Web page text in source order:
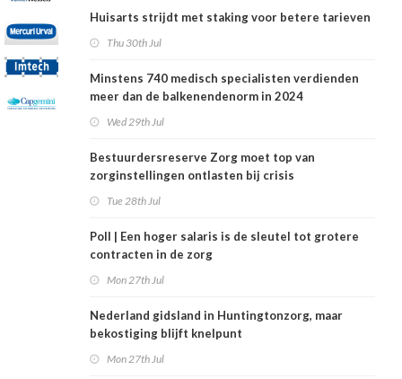
Huisarts strijdt met staking voor betere tarieven
Thu 30th Jul
Minstens 740 medisch specialisten verdienden
meer dan de balkenendenorm in 2024
Wed 29th Jul
Bestuurdersreserve Zorg moet top van
zorginstellingen ontlasten bij crisis
Tue 28th Jul
Poll | Een hoger salaris is de sleutel tot grotere
contracten in de zorg
Mon 27th Jul
Nederland gidsland in Huntingtonzorg, maar
bekostiging blijft knelpunt
Mon 27th Jul